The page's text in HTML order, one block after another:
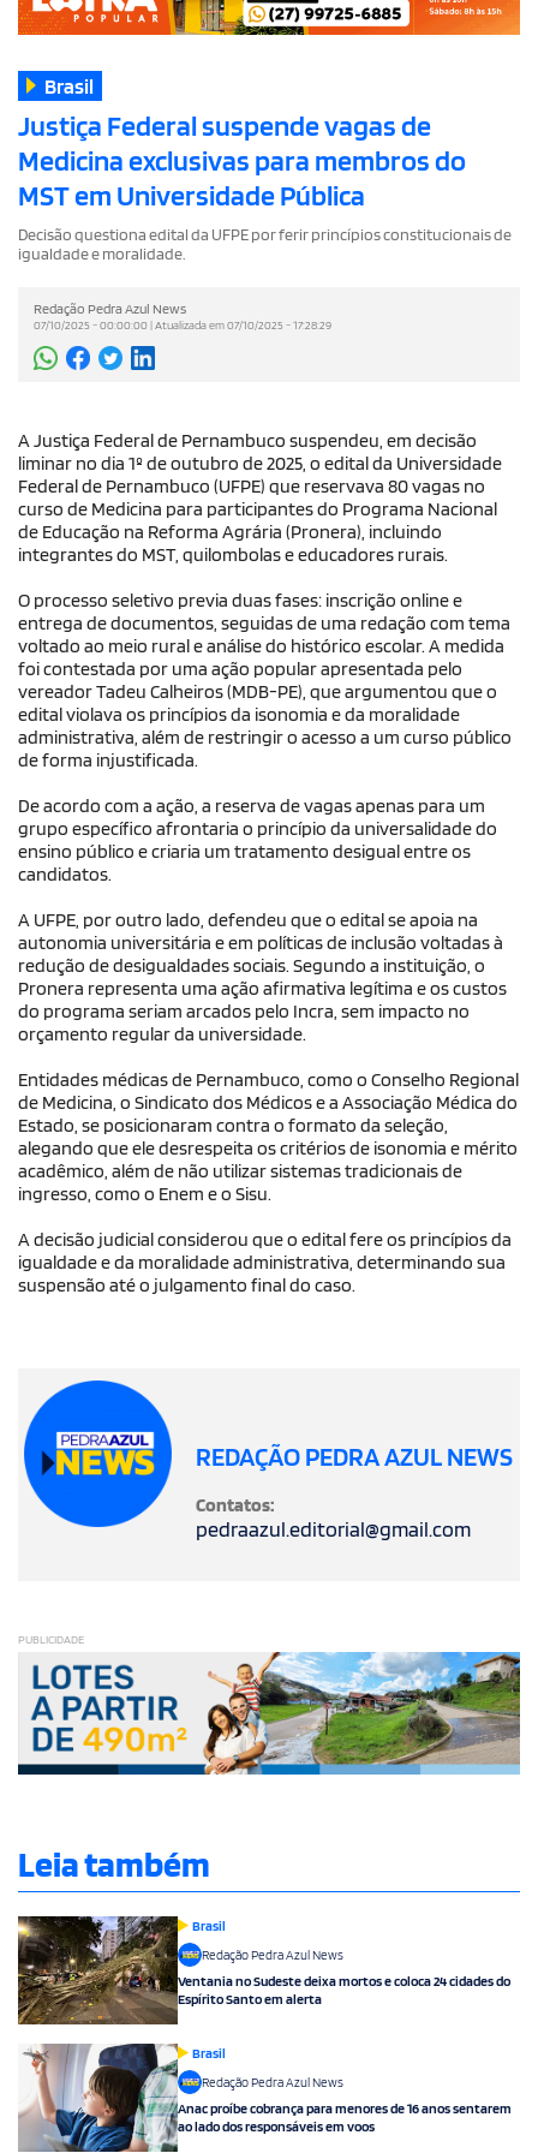
Brasil
Justiça Federal suspende vagas de
Medicina exclusivas para membros do
MST em Universidade Pública
Decisão questiona edital da UFPE por ferir princípios constitucionais de
igualdade e moralidade.
Redação Pedra Azul News
07/10/2025 - 00:00:00 | Atualizada em 07/10/2025 - 17:28:29
A Justiça Federal de Pernambuco suspendeu, em decisão
liminar no dia 1º de outubro de 2025, o edital da Universidade
Federal de Pernambuco (UFPE) que reservava 80 vagas no
curso de Medicina para participantes do Programa Nacional
de Educação na Reforma Agrária (Pronera), incluindo
integrantes do MST, quilombolas e educadores rurais.
O processo seletivo previa duas fases: inscrição online e
entrega de documentos, seguidas de uma redação com tema
voltado ao meio rural e análise do histórico escolar. A medida
foi contestada por uma ação popular apresentada pelo
vereador Tadeu Calheiros (MDB-PE), que argumentou que o
edital violava os princípios da isonomia e da moralidade
administrativa, além de restringir o acesso a um curso público
de forma injustificada.
De acordo com a ação, a reserva de vagas apenas para um
grupo específico afrontaria o princípio da universalidade do
ensino público e criaria um tratamento desigual entre os
candidatos.
A UFPE, por outro lado, defendeu que o edital se apoia na
autonomia universitária e em políticas de inclusão voltadas à
redução de desigualdades sociais. Segundo a instituição, o
Pronera representa uma ação afirmativa legítima e os custos
do programa seriam arcados pelo Incra, sem impacto no
orçamento regular da universidade.
Entidades médicas de Pernambuco, como o Conselho Regional
de Medicina, o Sindicato dos Médicos e a Associação Médica do
Estado, se posicionaram contra o formato da seleção,
alegando que ele desrespeita os critérios de isonomia e mérito
acadêmico, além de não utilizar sistemas tradicionais de
ingresso, como o Enem e o Sisu.
A decisão judicial considerou que o edital fere os princípios da
igualdade e da moralidade administrativa, determinando sua
suspensão até o julgamento final do caso.
REDAÇÃO PEDRA AZUL NEWS
Contatos:
pedraazul.editorial@gmail.com
PUBLICIDADE
Leia também
Brasil
Redação Pedra Azul News
Ventania no Sudeste deixa mortos e coloca 24 cidades do
Espírito Santo em alerta
Brasil
Redação Pedra Azul News
Anac proíbe cobrança para menores de 16 anos sentarem
ao lado dos responsáveis em voos